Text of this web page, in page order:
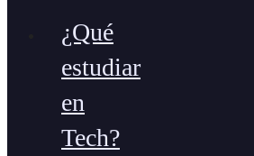
¿Qué
estudiar
en
Tech?